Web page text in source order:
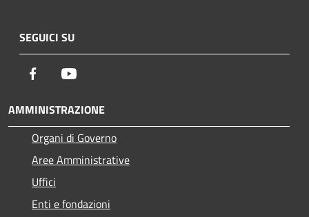
SEGUICI SU
Facebook
AMMINISTRAZIONE
Organi di Governo
Aree Amministrative
Uffici
Enti e fondazioni